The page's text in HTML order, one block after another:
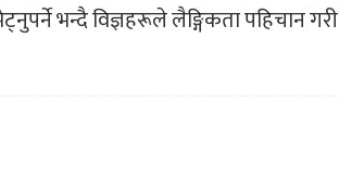
भन्दै विज्ञहरूले लैङ्गिकता पहिचानगरी